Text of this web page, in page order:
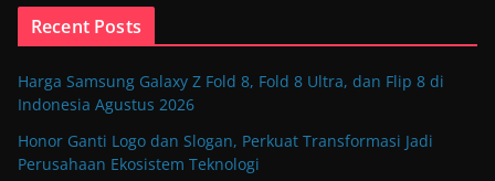
Recent Posts
Harga Samsung Galaxy Z Fold 8, Fold 8 Ultra, dan Flip 8 di
Indonesia Agustus 2026
Honor Ganti Logo dan Slogan, Perkuat Transformasi Jadi
Perusahaan Ekosistem Teknologi